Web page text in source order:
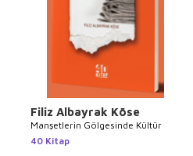
Filiz Albayrak Köse
Manşetlerin Gölgesinde Kültür
40 Kitap